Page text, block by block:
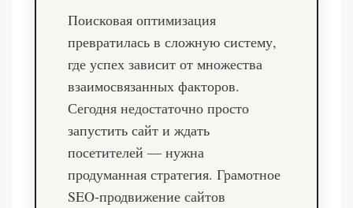
Поисковая оптимизация
превратилась в сложную систему,
где успех зависит от множества
взаимосвязанных факторов.
Сегодня недостаточно просто
запустить сайт и ждать
посетителей — нужна
продуманная стратегия. Грамотное
SEO-продвижение сайтов